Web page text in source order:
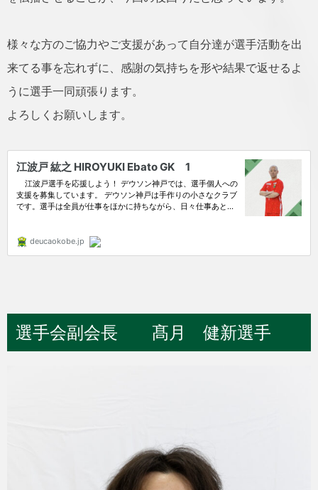
様々な方のご協力やご支援があって自分達が選手活動を出
来てる事を忘れずに、感謝の気持ちを形や結果で返せるよ
うに選手一同頑張ります。
よろしくお願いします。
選手会副会長 髙月 健新選手